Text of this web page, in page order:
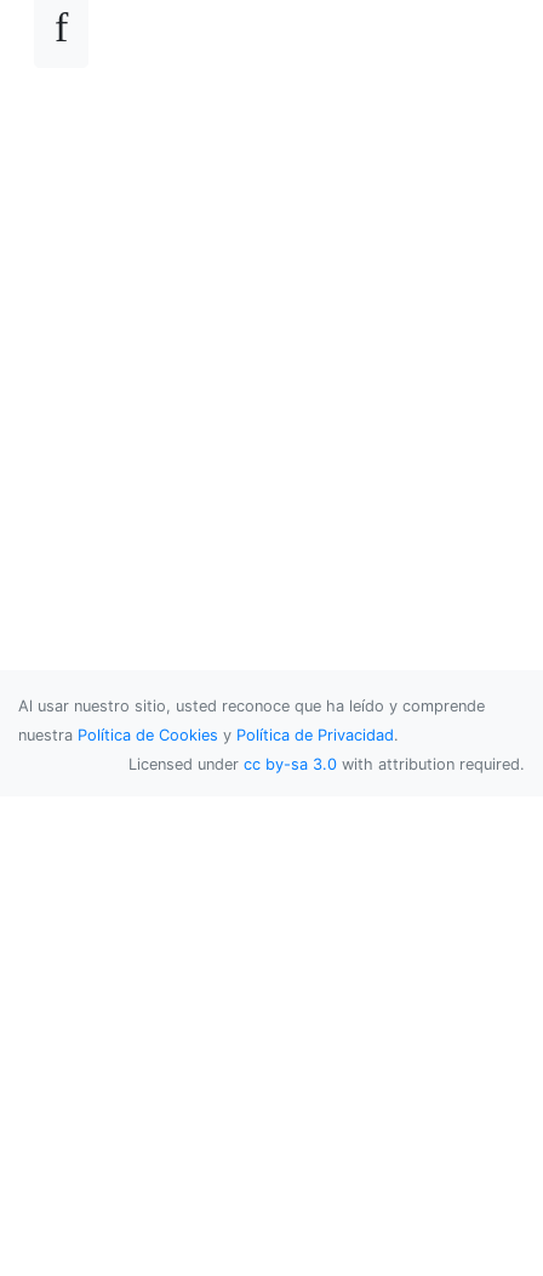
Al usar nuestro sitio, usted reconoce que ha leído y comprende
nuestra Política de Cookies y Política de Privacidad.
Licensed under cc by-sa 3.0 with attribution required.